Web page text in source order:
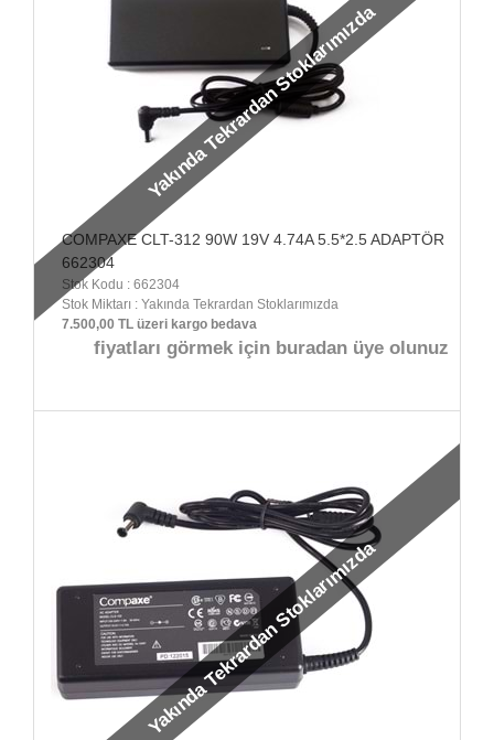
COMPAXE CLT-312 90W 19V 4.74A 5.5*2.5 ADAPTÖR
662304
Stok Kodu : 662304
Stok Miktarı : Yakında Tekrardan Stoklarımızda
7.500,00 TL üzeri kargo bedava
Yakında Tekrardan Stoklarımızda
fiyatları görmek için buradan üye olunuz
Yakında Tekrardan Stoklarımızda